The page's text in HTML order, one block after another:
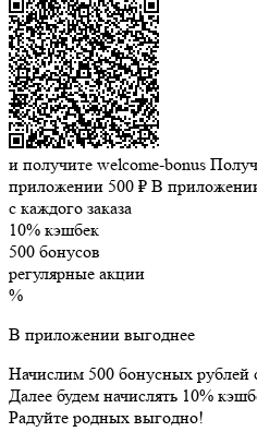
и получите welcome-bonus
приложении 500 ₽ В
с каждого заказа
10% кэшбек
500 бонусов
регулярные акции
%
В приложении выгоднее
Начислим 500 бонусных рублей
Далее будем начислять 10%
Радуйте родных выгодно!